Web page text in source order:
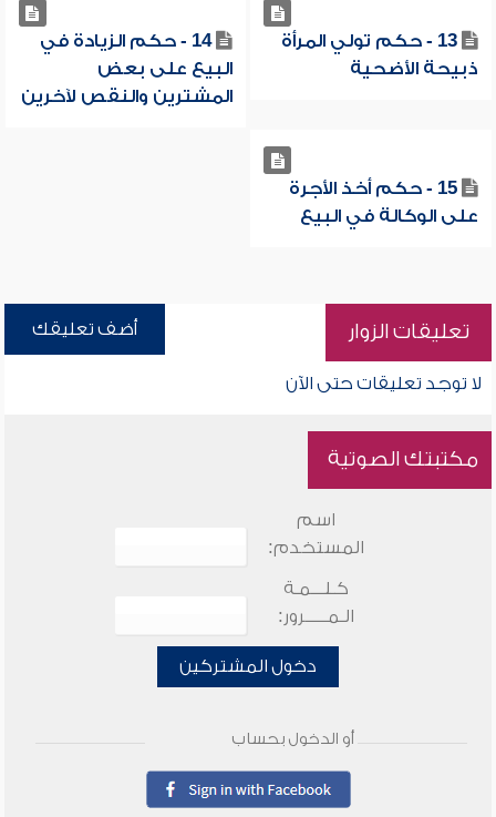
13 - حكم تولي المرأة
ذبيحة الأضحية
14 - حكم الزيادة في
البيع على بعض
المشترين والنقص لآخرين
15 - حكم أخذ الأجرة
على الوكالة في البيع
تعليقات الزوار أضف تعليقك
لا توجد تعليقات حتى الآن
مكتبتك الصوتية
اسم
المستخدم:
كـلـــمـة
الـمـــــرور:
دخول المشتركين
أو الدخول بحساب